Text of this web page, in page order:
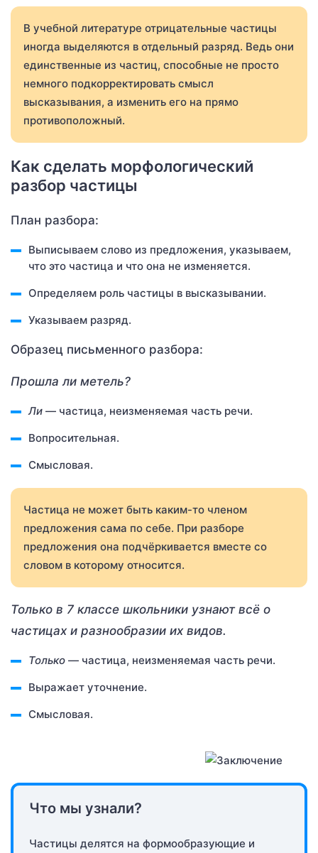
В учебной литературе отрицательные частицы
иногда выделяются в отдельный разряд. Ведь они
единственные из частиц, способные не просто
немного подкорректировать смысл
высказывания, а изменить его на прямо
противоположный.
Как сделать морфологический
разбор частицы
План разбора:
Выписываем слово из предложения, указываем,
что это частица и что она не изменяется.
Определяем роль частицы в высказывании.
Указываем разряд.
Образец письменного разбора:
Прошла ли метель?
Ли — частица, неизменяемая часть речи.
Вопросительная.
Смысловая.
Частица не может быть каким-то членом
предложения сама по себе. При разборе
предложения она подчёркивается вместе со
словом в которому относится.
Только в 7 классе школьники узнают всё о
частицах и разнообразии их видов.
Только — частица, неизменяемая часть речи.
Выражает уточнение.
Смысловая.
Что мы узнали?
Частицы делятся на формообразующие и